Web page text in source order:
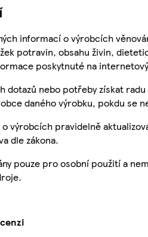
informací o výrobcích
potravin, obsahu živin,
poskytnuté na
dotazů nebo potřeby získat
daného výrobku, pokdu se
výrobcích pravidelně
dle zákona.
pouze pro osobní použití a